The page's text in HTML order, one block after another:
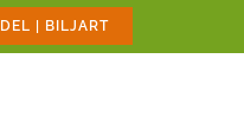
| BILJART